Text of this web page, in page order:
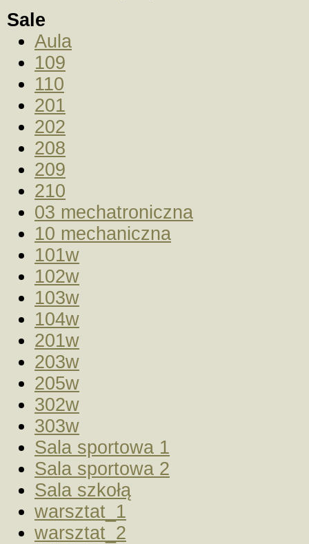
Sale
Aula
109
110
201
202
208
209
210
03 mechatroniczna
10 mechaniczna
101w
102w
103w
104w
201w
203w
205w
302w
303w
Sala sportowa 1
Sala sportowa 2
Sala szkołą
warsztat_1
warsztat_2